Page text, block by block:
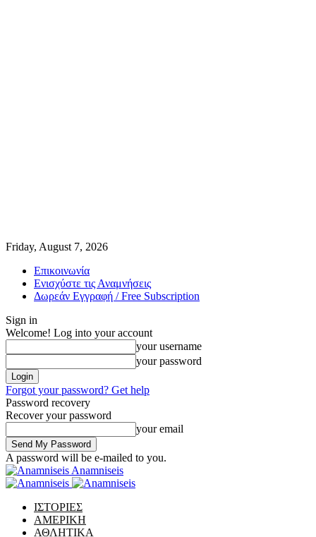
Friday, August 7, 2026
Επικοινωνία
Ενισχύστε τις Αναμνήσεις
Δωρεάν Εγγραφή / Free Subscription
Sign in
Welcome! Log into your account
your username
your password
Forgot your password? Get help
Password recovery
Recover your password
your email
A password will be e-mailed to you.
Anamniseis
ΙΣΤΟΡΙΕΣ
ΑΜΕΡΙΚΗ
ΑΘΛΗΤΙΚΑ